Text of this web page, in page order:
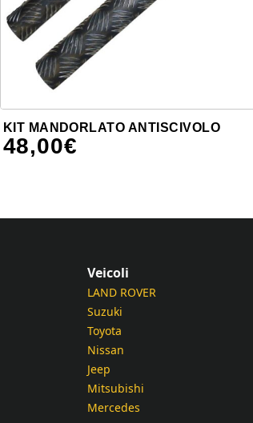
KIT MANDORLATO ANTISCIVOLO
48,00€
Veicoli
LAND ROVER
Suzuki
Toyota
Nissan
Jeep
Mitsubishi
Mercedes